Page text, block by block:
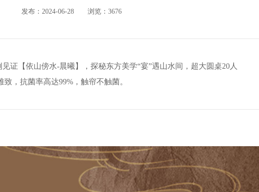
发布：2024-06-28 浏览：3676
证【依山傍水-晨曦】，探秘东方美学“宴”遇山水间，超大圆桌20人
，抗菌率高达99%，触帘不触菌。